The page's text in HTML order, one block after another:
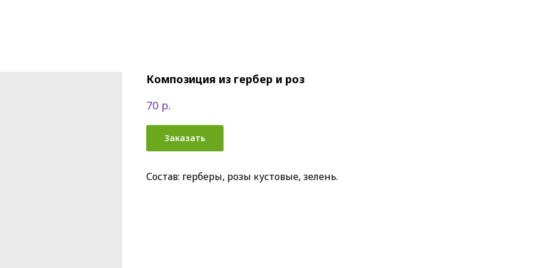
Композиция из гербер и роз
70 р.
Заказать
Состав: герберы, розы кустовые, зелень.